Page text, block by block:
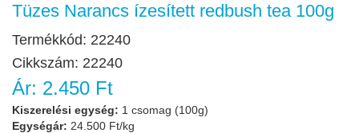
Tüzes Narancs ízesített redbush tea 100g
Termékkód: 22240
Cikkszám: 22240
Ár: 2.450 Ft
Kiszerelési egység: 1 csomag (100g)
Egységár: 24.500 Ft/kg